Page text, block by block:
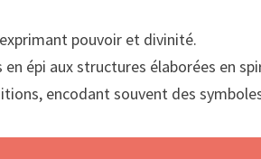
pouvoir et divinité.
épi aux structures élaborées en
encodant souvent des